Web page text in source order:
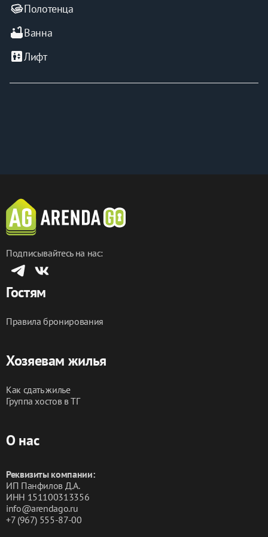
#снятьквартирупосуточноаксайростовскаяобласть
#снятьквартирупосуточнокрасныйаксай
#арендапосуточноаксай #снятьжильепосуточноаксай
#авитоаксайпосуточно
Полотенца
bathtubВанна
elevatorЛифт
Подписывайтесь на нас:
Гостям
Правила бронирования
Хозяевам жилья
Как сдать жилье
Группа хостов в ТГ
О нас
Реквизиты компании:
ИП Панфилов Д.А.
ИНН 151100313356
info@arendago.ru
+7 (967) 555-87-00